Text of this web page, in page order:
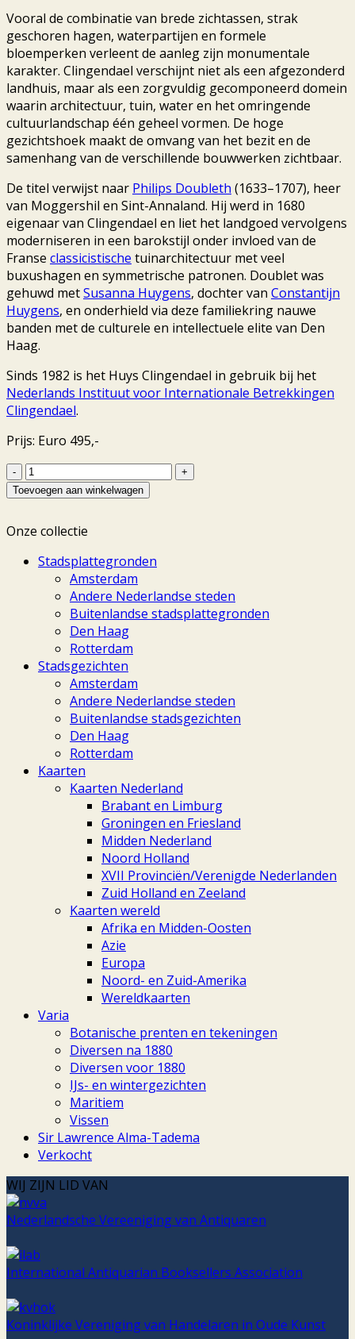
Vooral de combinatie van brede zichtassen, strak
geschoren hagen, waterpartijen en formele
bloemperken verleent de aanleg zijn monumentale
karakter. Clingendael verschijnt niet als een afgezonderd
landhuis, maar als een zorgvuldig gecomponeerd domein
waarin architectuur, tuin, water en het omringende
cultuurlandschap één geheel vormen. De hoge
gezichtshoek maakt de omvang van het bezit en de
samenhang van de verschillende bouwwerken zichtbaar.
De titel verwijst naar Philips Doubleth (1633–1707), heer
van Moggershil en Sint-Annaland. Hij werd in 1680
eigenaar van Clingendael en liet het landgoed vervolgens
moderniseren in een barokstijl onder invloed van de
Franse classicistische tuinarchitectuur met veel
buxushagen en symmetrische patronen. Doublet was
gehuwd metSusanna Huygens, dochter van Constantijn
Huygens, en onderhield via deze familiekring nauwe
banden met de culturele en intellectuele elite van Den
Haag.
Sinds 1982 is het Huys Clingendael in gebruik bij het
Nederlands Instituut voor Internationale Betrekkingen
Clingendael.
Prijs: Euro 495,-
Clingendael
-
Stopendaal
+
Nicolaes
Visscher,
aantal
Toevoegen aan winkelwagen
Onze collectie
Stadsplattegronden
Amsterdam
Andere Nederlandse steden
Buitenlandse stadsplattegronden
Den Haag
Rotterdam
Stadsgezichten
Amsterdam
Andere Nederlandse steden
Buitenlandse stadsgezichten
Den Haag
Rotterdam
Kaarten
Kaarten Nederland
Brabant en Limburg
Groningen en Friesland
Midden Nederland
Noord Holland
XVII Provinciën/Verenigde Nederlanden
Zuid Holland en Zeeland
Kaarten wereld
Afrika en Midden-Oosten
Azie
Europa
Noord- en Zuid-Amerika
Wereldkaarten
Varia
Botanische prenten en tekeningen
Diversen na 1880
Diversen voor 1880
IJs- en wintergezichten
Maritiem
Vissen
Sir Lawrence Alma-Tadema
Verkocht
WIJ ZIJN LID VAN
Nederlandsche Vereeniging van Antiquaren
International Antiquarian Booksellers Association
Koninklijke Vereniging van Handelaren in Oude Kunst